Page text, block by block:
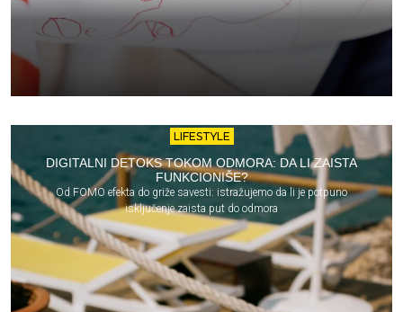
LIFESTYLE
DIGITALNI DETOKS TOKOM ODMORA: DA LI ZAISTA
FUNKCIONIŠE?
Od FOMO efekta do griže savesti: istražujemo da li je potpuno
isključenje zaista put do odmora